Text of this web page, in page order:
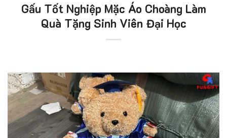
Gấu Tốt Nghiệp Mặc Áo Choàng Làm
Quà Tặng Sinh Viên Đại Học